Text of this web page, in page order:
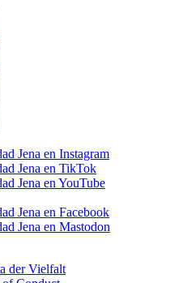
Jena en Instagram
Jena en TikTok
Jena en YouTube
Jena en Facebook
Jena en Mastodon
der Vielfalt